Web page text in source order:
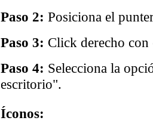
Paso 2: Posiciona el
Paso 3: Click derecho con
Paso 4: Selecciona la
escritorio".
Íconos: